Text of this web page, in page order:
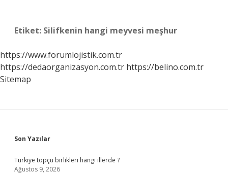
Etiket: Silifkenin hangi meyvesi meşhur
https://www.forumlojistik.com.tr
https://dedaorganizasyon.com.tr https://belino.com.tr
Sitemap
Sidebar
Son Yazılar
Türkiye topçu birlikleri hangi illerde ?
Ağustos 9, 2026